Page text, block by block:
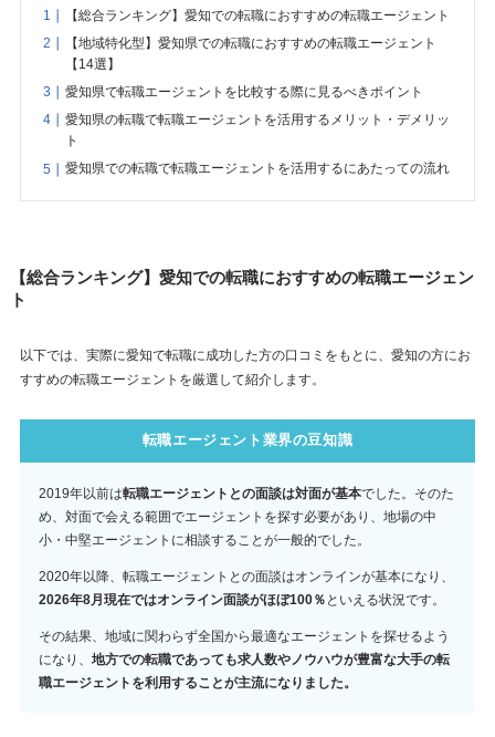
【総合ランキング】愛知での転職におすすめの転職エージェント
【地域特化型】愛知県での転職におすすめの転職エージェント
【14選】
愛知県で転職エージェントを比較する際に見るべきポイント
愛知県の転職で転職エージェントを活用するメリット・デメリッ
ト
愛知県での転職で転職エージェントを活用するにあたっての流れ
【総合ランキング】愛知での転職におすすめの転職エージェン
ト
以下では、実際に愛知で転職に成功した方の口コミをもとに、愛知の方にお
すすめの転職エージェントを厳選して紹介します。
転職エージェント業界の豆知識
2019年以前は転職エージェントとの面談は対面が基本でした。そのた
め、対面で会える範囲でエージェントを探す必要があり、地場の中
小・中堅エージェントに相談することが一般的でした。
2020年以降、転職エージェントとの面談はオンラインが基本になり、
2026年8月現在ではオンライン面談がほぼ100％ といえる状況です。
その結果、地域に関わらず全国から最適なエージェントを探せるよう
になり、地方での転職であっても求人数やノウハウが豊富な大手の転
職エージェントを利用することが主流になりました。